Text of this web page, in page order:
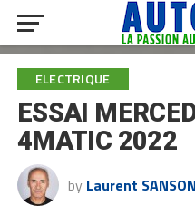
ELECTRIQUE
ESSAI
4MATIC 2022
by Laurent SANSON